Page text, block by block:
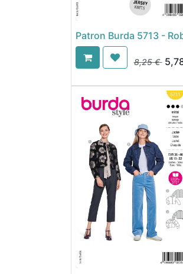
Patron Burda 5713 -
8,25€